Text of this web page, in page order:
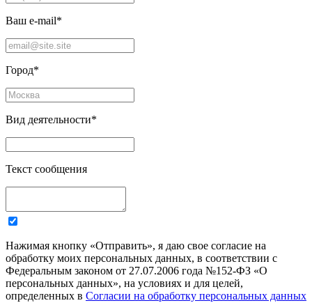
Ваш e-mail*
Город*
Вид деятельности*
Текст сообщения
Нажимая кнопку «Отправить», я даю свое согласие на
обработку моих персональных данных, в соответствии с
Федеральным законом от 27.07.2006 года №152-ФЗ «О
персональных данных», на условиях и для целей,
определенных в Согласии на обработку персональных данных